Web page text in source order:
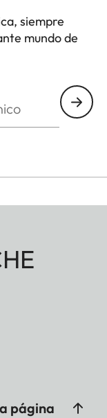
la Leica D-Lux
M.
siempre
mundo de
página